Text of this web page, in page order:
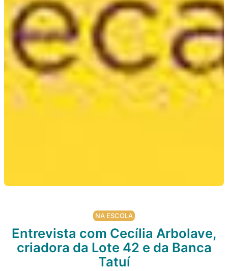
NA ESCOLA
Entrevista com Cecília Arbolave,
criadora da Lote 42 e da Banca
Tatuí